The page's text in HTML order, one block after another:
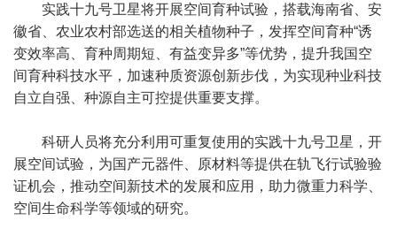
实践十九号卫星将开展空间育种试验，搭载海南省、安
徽省、农业农村部选送的相关植物种子，发挥空间育种“诱
变效率高、育种周期短、有益变异多”等优势，提升我国空
间育种科技水平，加速种质资源创新步伐，为实现种业科技
自立自强、种源自主可控提供重要支撑。
科研人员将充分利用可重复使用的实践十九号卫星，开
展空间试验，为国产元器件、原材料等提供在轨飞行试验验
证机会，推动空间新技术的发展和应用，助力微重力科学、
空间生命科学等领域的研究。